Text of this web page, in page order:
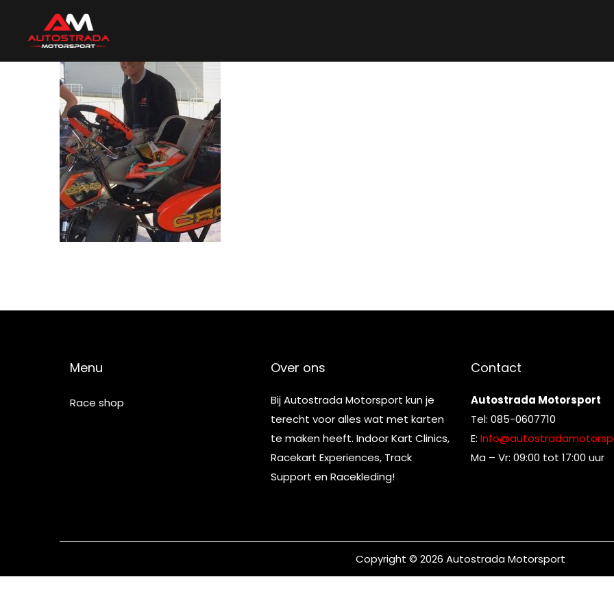
Menu
Race shop
Over ons
Bij Autostrada Motorsport kun je
terecht voor alles wat met karten
te maken heeft. Indoor Kart Clinics,
Racekart Experiences, Track
Support en Racekleding!
Contact
Autostrada Motorsport
Tel: 085-0607710
E:
Ma – Vr: 09:00 tot 17:00 uur
Copyright © 2026 Autostrada Motorsport